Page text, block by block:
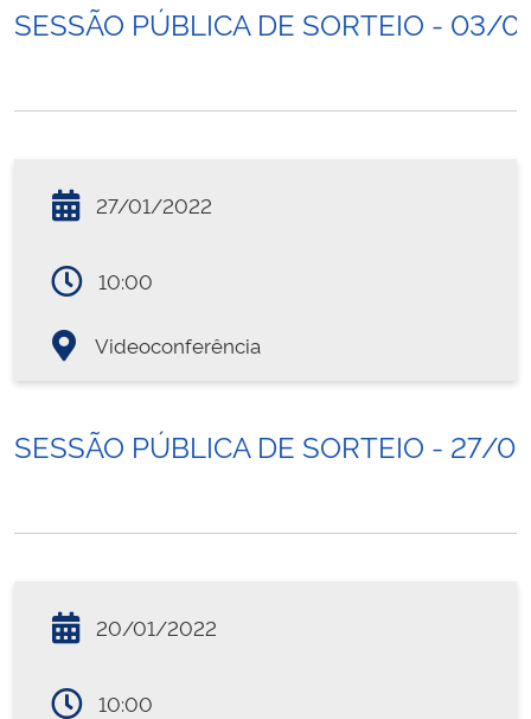
SESSÃO PÚBLICA DE SORTEIO - 03/
27/01/2022
10:00
Videoconferência
SESSÃO PÚBLICA DE SORTEIO - 27/
20/01/2022
10:00